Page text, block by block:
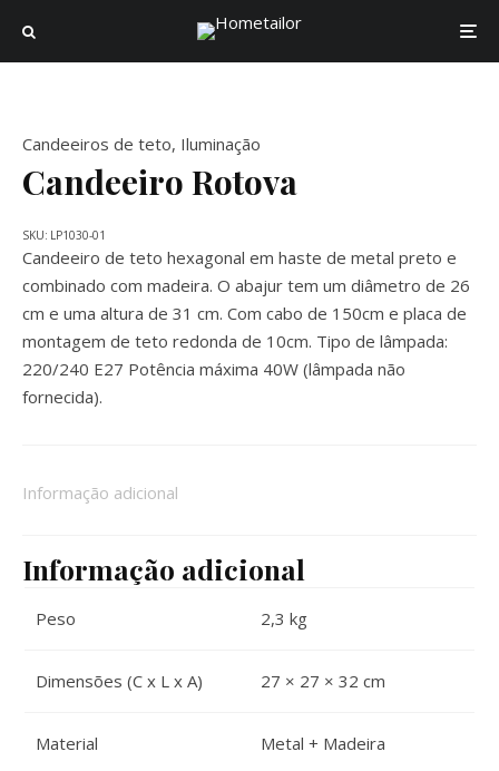
Candeeiros de teto, Iluminação
Candeeiro Rotova
Candeeiro de teto hexagonal em haste de metal preto e
combinado com madeira. O abajur tem um diâmetro de 26
cm e uma altura de 31 cm. Com cabo de 150cm e placa de
montagem de teto redonda de 10cm. Tipo de lâmpada:
220/240 E27 Potência máxima 40W (lâmpada não
fornecida).
SKU: LP1030-01
Informação adicional
Informação adicional
Peso 2,3 kg
Dimensões (C x L x A) 27 × 27 × 32 cm
Material Metal + Madeira